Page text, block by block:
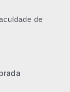
de